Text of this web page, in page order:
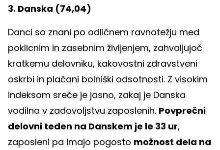
3. Danska (74,04)
Danci so znani po odličnem ravnotežju med
poklicnim in zasebnim življenjem, zahvaljujoč
kratkemu delovniku, kakovostni zdravstveni
oskrbi in plačani bolniški odsotnosti. Z visokim
indeksom sreče je jasno, zakaj je Danska
vodilna v zadovoljstvu zaposlenih. Povprečni
delovni teden na Danskem je le 33 ur,
zaposleni pa imajo pogosto možnost dela na